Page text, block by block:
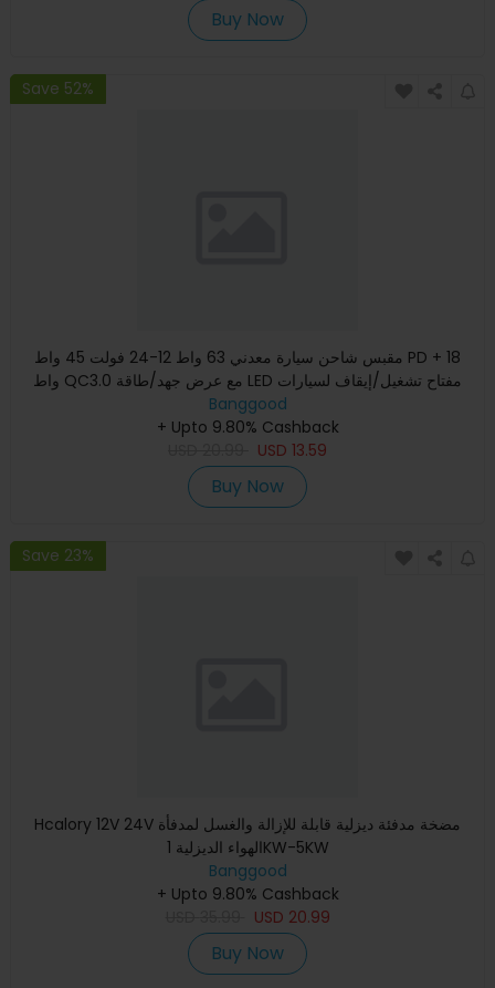
Buy Now
Save 52%
مقبس شاحن سيارة معدني 63 واط 12-24 فولت 45 واط PD + 18
واط QC3.0 مع عرض جهد/طاقة LED مفتاح تشغيل/إيقاف لسيارات
الدفع الر
Banggood
+ Upto 9.80% Cashback
USD 13.59
Buy Now
Save 23%
Hcalory 12V 24V مضخة مدفئة ديزلية قابلة للإزالة والغسل لمدفأة
الهواء الديزلية 1KW-5KW
Banggood
+ Upto 9.80% Cashback
USD 20.99
Buy Now